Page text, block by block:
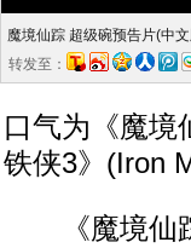
魔境仙踪 超级碗预告片(中
转发至：
口气为《魔境
铁侠3》(Iron
《魔境仙踪